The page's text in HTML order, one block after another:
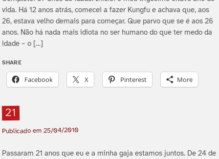
vida. Há 12 anos atrás, comecei a fazer Kungfu e achava que, aos
26, estava velho demais para começar. Que parvo que se é aos 26
anos. Não há nada mais idiota no ser humano do que ter medo da
idade – o […]
SHARE
Facebook X Pinterest More
21
Publicado em25/04/2010
Passaram 21 anos que eu e a minha gaja estamos juntos. De 24 de